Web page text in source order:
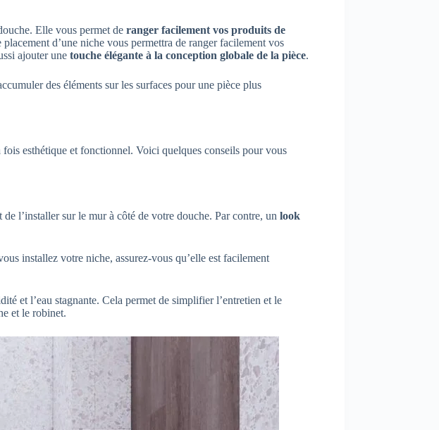
Elle vous permet de ranger facilement vos produits de
d’une niche vous permettra de ranger facilement vos
ajouter une touche élégante à la conception globale de la pièce.
des éléments sur les surfaces pour une pièce plus
esthétique et fonctionnel. Voici quelques conseils pour vous
de l’installer sur le mur à côté de votre douche. Par contre, un look
installez votre niche, assurez-vous qu’elle est facilement
et l’eau stagnante. Cela permet de simplifier l’entretien et le
et le robinet.